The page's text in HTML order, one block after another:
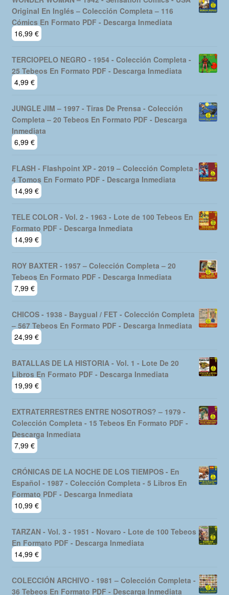
Original En Inglés – Colección Completa – 116
Cómics En Formato PDF - Descarga Inmediata
16,99 €
TERCIOPELO NEGRO - 1954 - Colección Completa -
25 Tebeos En Formato PDF - Descarga Inmediata
4,99 €
JUNGLE JIM – 1997 - Tiras De Prensa - Colección
Completa – 20 Tebeos En Formato PDF - Descarga
Inmediata
6,99 €
FLASH - Flashpoint XP - 2019 – Colección Completa -
4 Tomos En Formato PDF - Descarga Inmediata
14,99 €
TELE COLOR - Vol. 2 - 1963 - Lote de 100 Tebeos En
Formato PDF - Descarga Inmediata
14,99 €
ROY BAXTER - 1957 – Colección Completa – 20
Tebeos En Formato PDF - Descarga Inmediata
7,99 €
CHICOS - 1938 - Baygual / FET - Colección Completa
– 567 Tebeos En Formato PDF - Descarga Inmediata
24,99 €
BATALLAS DE LA HISTORIA - Vol. 1 - Lote De 20
Libros En Formato PDF - Descarga Inmediata
19,99 €
EXTRATERRESTRES ENTRE NOSOTROS? – 1979 -
Colección Completa - 15 Tebeos En Formato PDF -
Descarga Inmediata
7,99 €
CRÓNICAS DE LA NOCHE DE LOS TIEMPOS - En
Español - 1987 - Colección Completa - 5 Libros En
Formato PDF - Descarga Inmediata
10,99 €
TARZAN - Vol. 3 - 1951 - Novaro - Lote de 100 Tebeos
En Formato PDF - Descarga Inmediata
14,99 €
COLECCIÓN ARCHIVO - 1981 – Colección Completa -
36 Tebeos En Formato PDF - Descarga Inmediata